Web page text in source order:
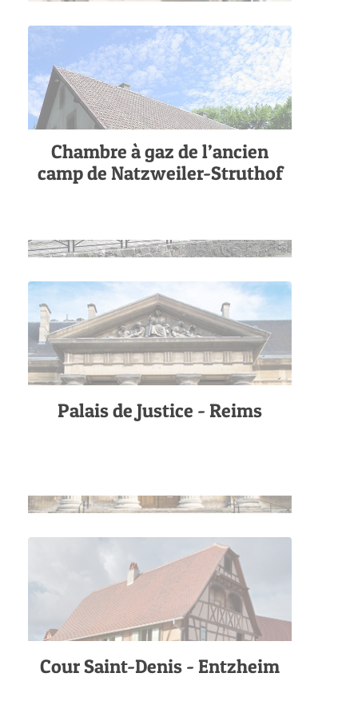
Chambre à gaz de l’ancien
camp de Natzweiler-Struthof
Palais de Justice - Reims
Cour Saint-Denis - Entzheim